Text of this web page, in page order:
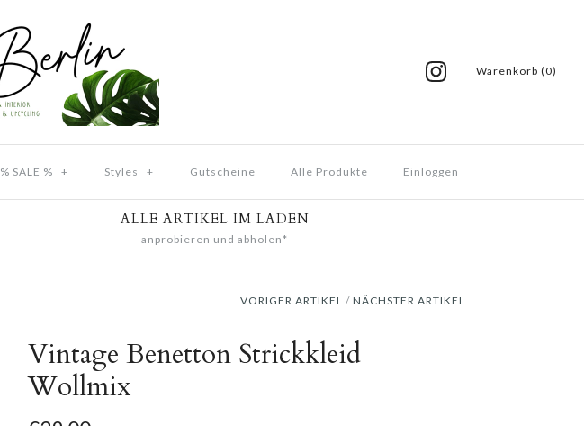
Warenkorb (0)
% SALE % + Styles + Gutscheine Alle Produkte Einloggen
ALLE ARTIKEL IM LADEN
anprobieren und abholen*
VORIGER ARTIKEL / NÄCHSTER ARTIKEL
Vintage Benetton Strickkleid
Wollmix